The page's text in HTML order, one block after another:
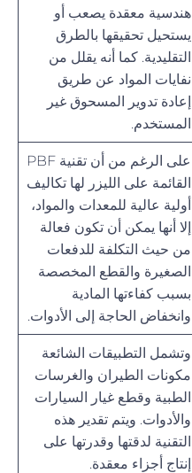
هندسية معقدة يصعب أو
يستحيل تحقيقها بالطرق
التقليدية. كما أنه يقلل من
نفايات المواد عن طريق
إعادة تدوير المسحوق غير
المستخدم.
على الرغم من أن تقنية PBF
القائمة على الليزر لها تكاليف
أولية عالية للمعدات والمواد،
إلا أنها يمكن أن تكون فعالة
من حيث التكلفة للدفعات
الصغيرة والقطع المخصصة
بسبب كفاءتها المادية
وانخفاض الحاجة إلى الأدوات.
وتشمل التطبيقات الشائعة
مكونات الطيران والغرسات
الطبية وقطع غيار السيارات
والأدوات. ويتم تقدير هذه
التقنية لدقتها وقدرتها على
إنتاج أجزاء معقدة.